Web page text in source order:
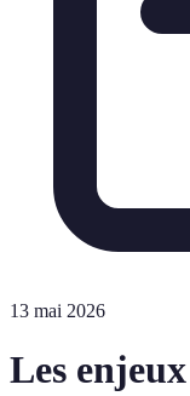
13 mai 2026
Les